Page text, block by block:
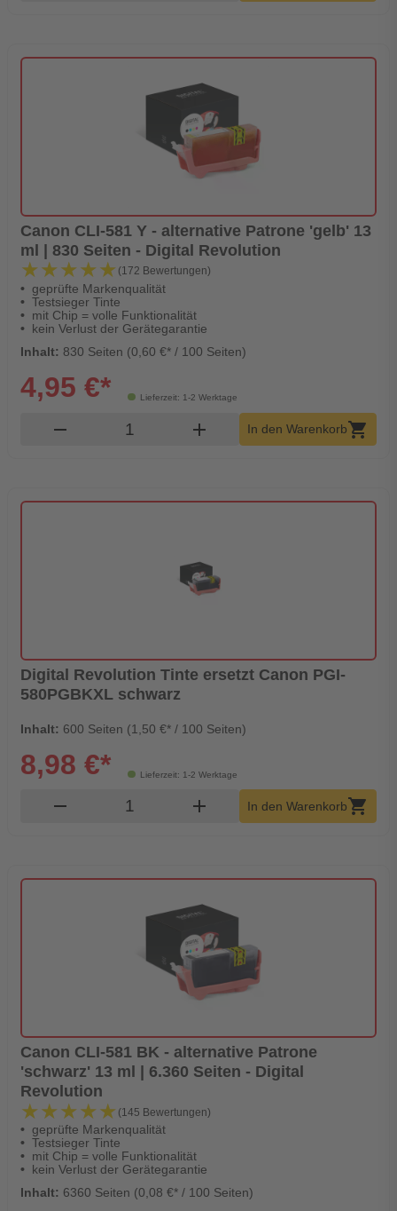
Canon CLI-581 Y - alternative Patrone 'gelb' 13
ml | 830 Seiten - Digital Revolution
★★★★★
★★★★★ (172 Bewertungen)
geprüfte Markenqualität
Testsieger Tinte
mit Chip = volle Funktionalität
kein Verlust der Gerätegarantie
Inhalt: 830 Seiten (0,60 €* / 100 Seiten)
Lieferzeit: 1-2 Werktage
4,95 €*
remove Produkt Warenkorb Menge
add In den Warenkorbshopping_cart
Digital Revolution Tinte ersetzt Canon PGI-
580PGBKXL schwarz
Inhalt: 600 Seiten (1,50 €* / 100 Seiten)
Lieferzeit: 1-2 Werktage
8,98 €*
remove Produkt Warenkorb Menge
add In den Warenkorbshopping_cart
Canon CLI-581 BK - alternative Patrone
'schwarz' 13 ml | 6.360 Seiten - Digital
Revolution
★★★★★
★★★★★ (145 Bewertungen)
geprüfte Markenqualität
Testsieger Tinte
mit Chip = volle Funktionalität
kein Verlust der Gerätegarantie
Inhalt: 6360 Seiten (0,08 €* / 100 Seiten)